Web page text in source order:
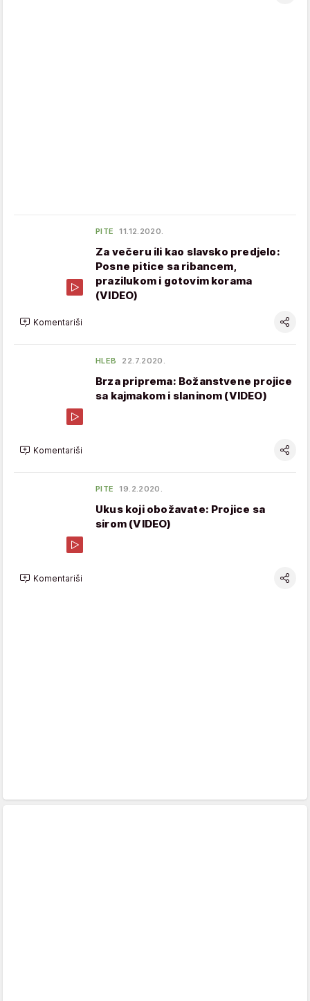
PITE 11.12.2020.
Za večeru ili kao slavsko predjelo:
Posne pitice sa ribancem,
prazilukom i gotovim korama
(VIDEO)
Komentariši
HLEB 22.7.2020.
Brza priprema: Božanstvene projice
sa kajmakom i slaninom (VIDEO)
Komentariši
PITE 19.2.2020.
Ukus koji obožavate: Projice sa
sirom (VIDEO)
Komentariši